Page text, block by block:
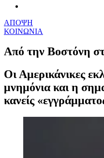
ΑΠΟΨΗ
ΚΟΙΝΩΝΙΑ
Από την Βοστόνη
Οι Αμερικάνικες
μνημόνια και η
κανείς